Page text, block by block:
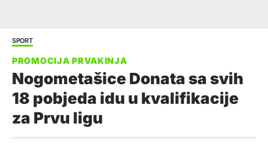
SPORT
Nogometašice Donata sa svih
18 pobjeda idu u kvalifikacije
za Prvu ligu